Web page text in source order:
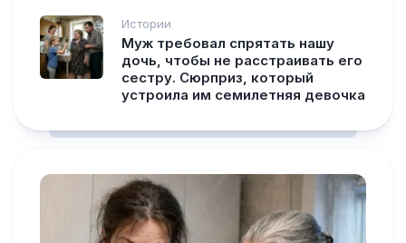
Истории
Муж требовал спрятать нашу
дочь, чтобы не расстраивать его
сестру. Сюрприз, который
устроила им семилетняя девочка